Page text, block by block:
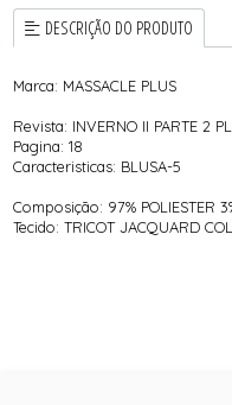
DESCRIÇÃO DO PRODUTO
Marca: MASSACLE PLUS
Revista: INVERNO II PARTE 2
Pagina: 18
Caracteristicas: BLUSA-5
Composição: 97% POLIESTER
Tecido: TRICOT JACQUARD